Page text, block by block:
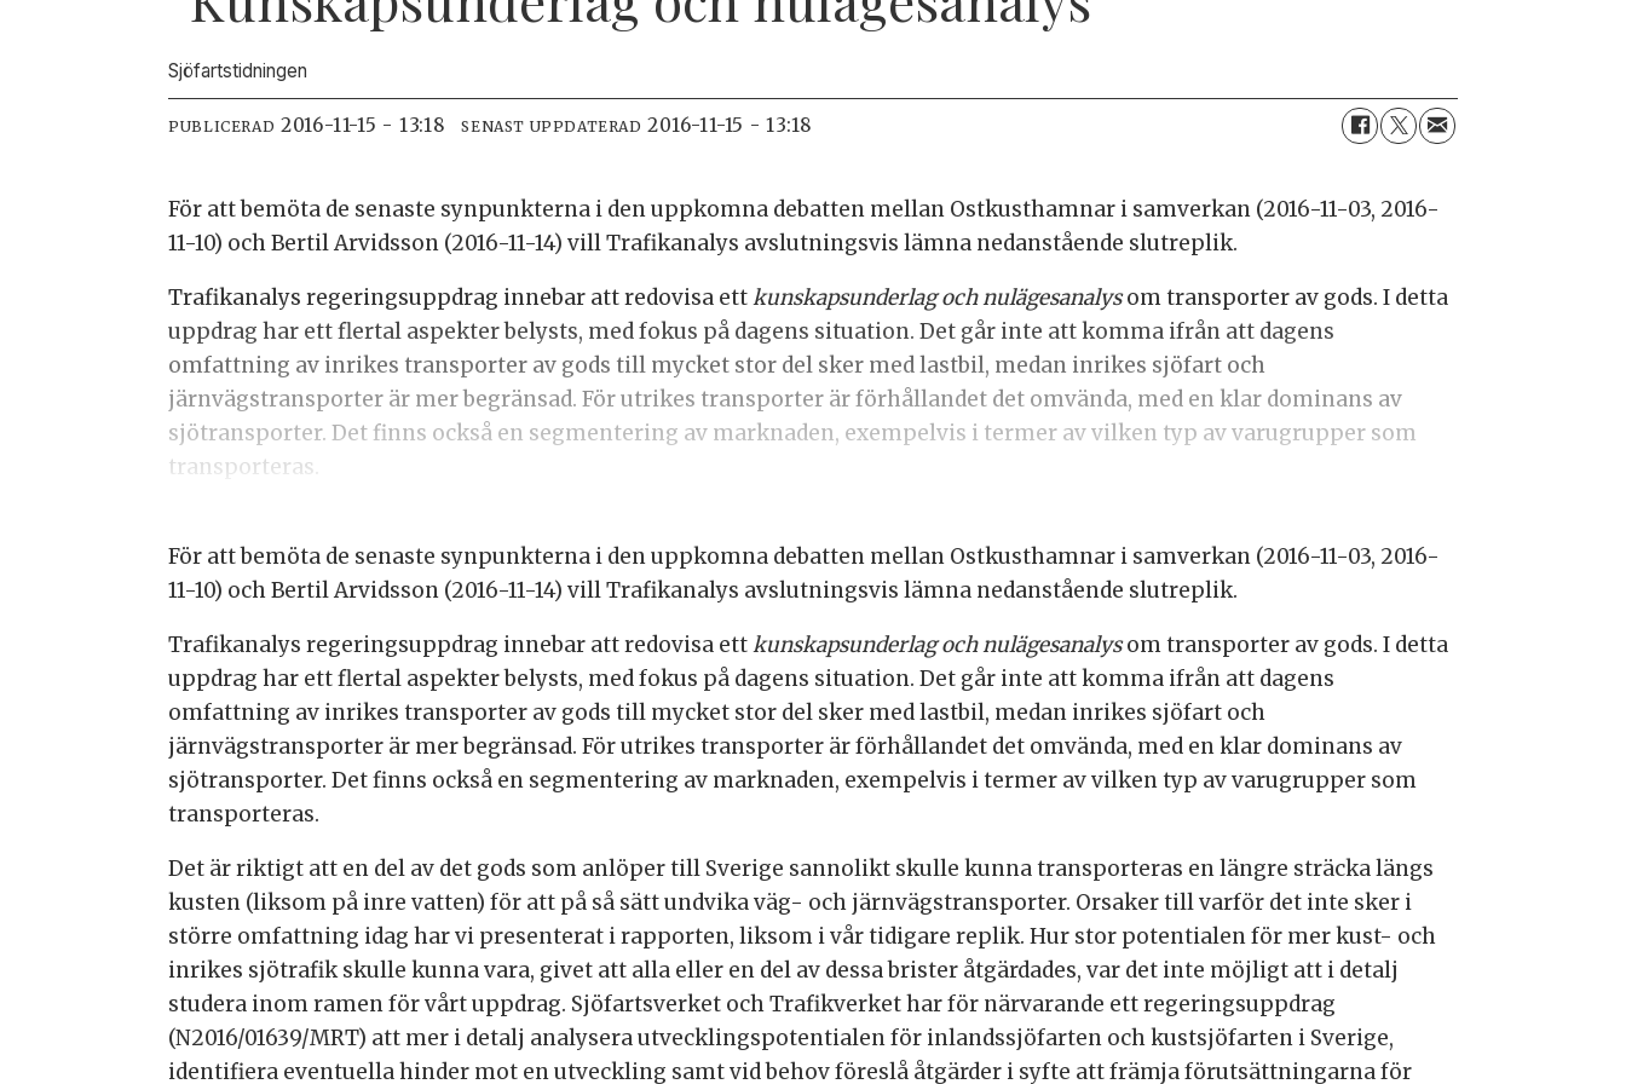
Sjöfartstidningen
PUBLICERAD 2016-11-15 - 13:18 SENAST UPPDATERAD 2016-11-15 - 13:18
För att bemöta de senaste synpunkterna i den uppkomna debatten mellan Ostkusthamnar i samverkan (2016-11-03, 2016-
11-10) och Bertil Arvidsson (2016-11-14) vill Trafikanalys avslutningsvis lämna nedanstående slutreplik.
Trafikanalys regeringsuppdrag innebar att redovisa ettkunskapsunderlag och nulägesanalysom transporter av gods. I detta
uppdrag har ett flertal aspekter belysts, med fokus på dagens situation. Det går inte att komma ifrån att dagens
omfattning av inrikes transporter av gods till mycket stor del sker med lastbil, medan inrikes sjöfart och
järnvägstransporter är mer begränsad. För utrikes transporter är förhållandet det omvända, med en klar dominans av
sjötransporter. Det finns också en segmentering av marknaden, exempelvis i termer av vilken typ av varugrupper som
transporteras.
För att bemöta de senaste synpunkterna i den uppkomna debatten mellan Ostkusthamnar i samverkan (2016-11-03, 2016-
11-10) och Bertil Arvidsson (2016-11-14) vill Trafikanalys avslutningsvis lämna nedanstående slutreplik.
Trafikanalys regeringsuppdrag innebar att redovisa ettkunskapsunderlag och nulägesanalysom transporter av gods. I detta
uppdrag har ett flertal aspekter belysts, med fokus på dagens situation. Det går inte att komma ifrån att dagens
omfattning av inrikes transporter av gods till mycket stor del sker med lastbil, medan inrikes sjöfart och
järnvägstransporter är mer begränsad. För utrikes transporter är förhållandet det omvända, med en klar dominans av
sjötransporter. Det finns också en segmentering av marknaden, exempelvis i termer av vilken typ av varugrupper som
transporteras.
Det är riktigt att en del av det gods som anlöper till Sverige sannolikt skulle kunna transporteras en längre sträcka längs
kusten (liksom på inre vatten) för att på så sätt undvika väg- och järnvägstransporter. Orsaker till varför det inte sker i
större omfattning idag har vi presenterat i rapporten, liksom i vår tidigare replik. Hur stor potentialen för mer kust- och
inrikes sjötrafik skulle kunna vara, givet att alla eller en del av dessa brister åtgärdades, var det inte möjligt att i detalj
studera inom ramen för vårt uppdrag. Sjöfartsverket och Trafikverket har för närvarande ett regeringsuppdrag
(N2016/01639/MRT) att mer i detalj analysera utvecklingspotentialen för inlandssjöfarten och kustsjöfarten i Sverige,
identifiera eventuella hinder mot en utveckling samt vid behov föreslå åtgärder i syfte att främja förutsättningarna för